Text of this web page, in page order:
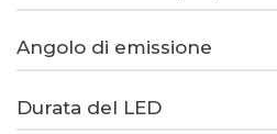
Angolo di emissione
Durata del LED